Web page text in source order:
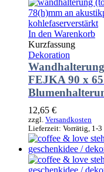
In den Warenkorb
Kurzfassung
Dekoration
FEJKA 90 x
12,65 €
zzgl. Versandkosten
Lieferzeit: Vorrätig, 1-3